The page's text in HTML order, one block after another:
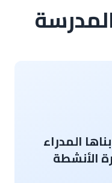
المدراء
الأنشطة